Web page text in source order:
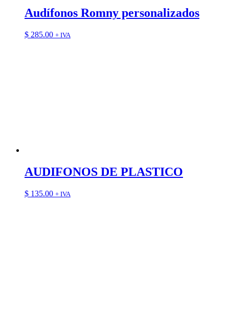
Audífonos Romny personalizados
$ 285.00 + IVA
AUDIFONOS DE PLASTICO
$ 135.00 + IVA